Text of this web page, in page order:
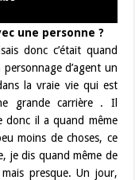
une personne ?
donc c’était quand
d’agent un
la vraie vie qui est
grande carrière . Il
donc il a quand même
moins de choses, ce
je dis quand même de
presque. Un jour,